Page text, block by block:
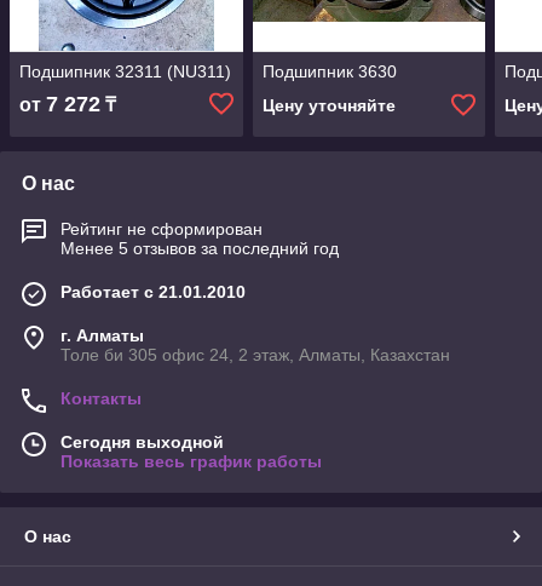
Подшипник 32311 (NU311)
от 7 272 ₸
Подшипник 3630
Цену уточняйте
О нас
Рейтинг не сформирован
Менее 5 отзывов за последний год
Работает с 21.01.2010
г. Алматы
Толе би 305 офис 24, 2 этаж, Алматы, Казахстан
Контакты
Сегодня выходной
Показать весь график работы
О нас